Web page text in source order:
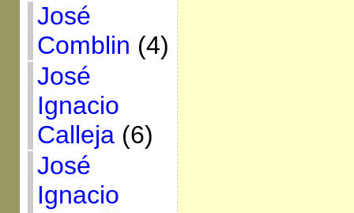
José
Comblin (4)
José
Ignacio
Calleja(6)
José
Ignacio